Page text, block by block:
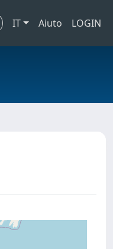
IT Aiuto LOGIN